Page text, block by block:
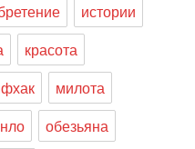
истории
красота
милота
нло
обезьяна